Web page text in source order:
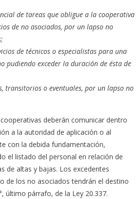
de tareas que obligue a la cooperativa
de no asociados, por un lapso no
de técnicos o especialistas para una
pudiendo exceder la duración de ésta de
transitorios o eventuales, por un lapso no
deberán comunicar dentro
a la autoridad de aplicación o al
con la debida fundamentación,
el listado del personal en relación de
de altas y bajas. Los excedentes
de los no asociados tendrán el destino
último párrafo, de la Ley 20.337.